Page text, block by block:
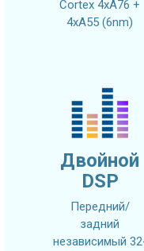
Cortex 4xA76 +
4xA55 (6nm)
Двойной
DSP
Передний/
задний
независимый